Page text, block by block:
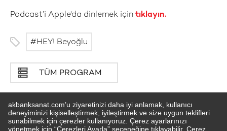
Podcast’i Apple'da dinlemek için tıklayın.
HEY! Beyoğlu
TÜM PROGRAM